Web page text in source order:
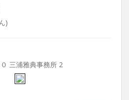
)
三浦雅典事務所 2